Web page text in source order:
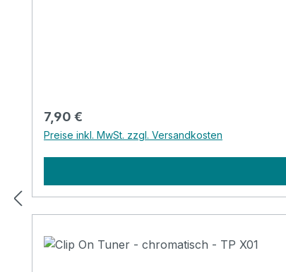
Regulärer Preis:
7,90 €
Preise inkl. MwSt. zzgl. Versandkosten